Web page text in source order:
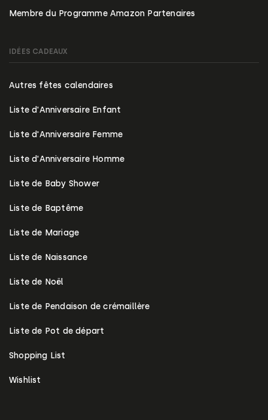
Membre du Programme Amazon Partenaires
IDÉES CADEAUX
Autres fêtes calendaires
Liste d'Anniversaire Enfant
Liste d'Anniversaire Femme
Liste d'Anniversaire Homme
Liste de Baby Shower
Liste de Baptême
Liste de Mariage
Liste de Naissance
Liste de Noël
Liste de Pendaison de crémaillère
Liste de Pot de départ
Shopping List
Wishlist